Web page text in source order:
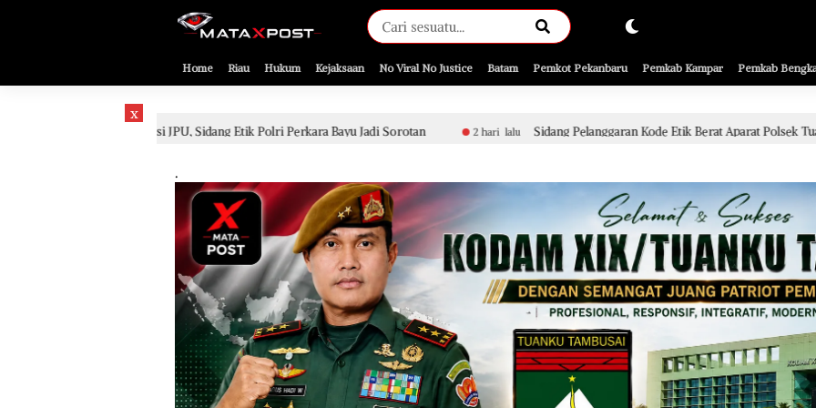
[gnpub_google_news_follow]
Home Riau Hukum Kejaksaan No Viral No Justice Batam Pemkot Pekanbaru Pemkab Kampar Pemkab
x
JPU, Sidang Etik Polri Perkara Bayu Jadi Sorotan 2 hari lalu Sidang Pelanggaran Kode Etik Berat Aparat Polsek Tualang Terkait
.